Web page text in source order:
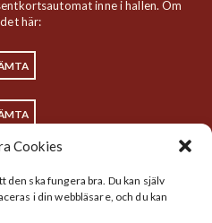
Cookies
den ska fungera bra. Du kan själv
i din webbläsare, och du kan
inne i hallen. Om
här: